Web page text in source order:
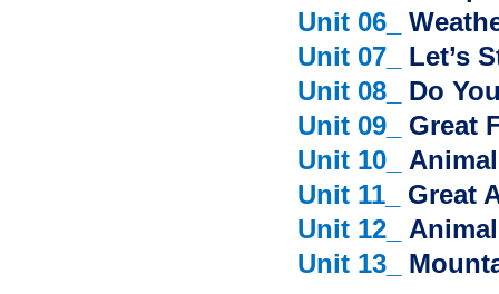
Unit 06_
Unit 07_
Let’s
Unit 08_ Do
Unit 09_
Great
Unit 10_
Unit 11_
Great
Unit 12_
Unit 13_